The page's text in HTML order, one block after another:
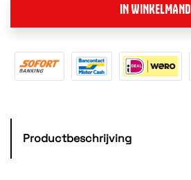
IN WINKELMAND
Productbeschrijving